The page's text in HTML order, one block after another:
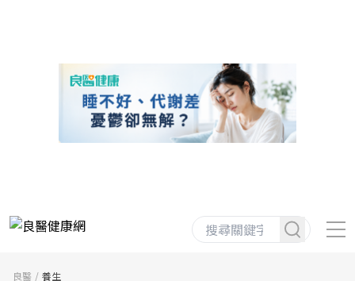
良醫 養生